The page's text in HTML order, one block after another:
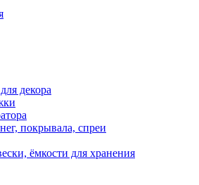
декора
покрывала, спреи
ёмкости для хранения